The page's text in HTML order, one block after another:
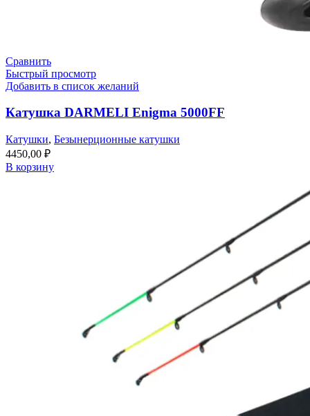
Сравнить
Быстрый просмотр
Добавить в список желаний
Катушка DARMELI Enigma 5000FF
Катушки, Безынерционные катушки
4450,00 ₽
В корзину